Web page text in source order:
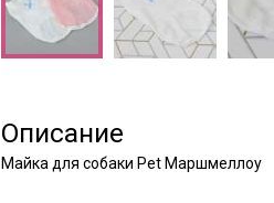
Описание
Майка для собаки Pet Маршмеллоу